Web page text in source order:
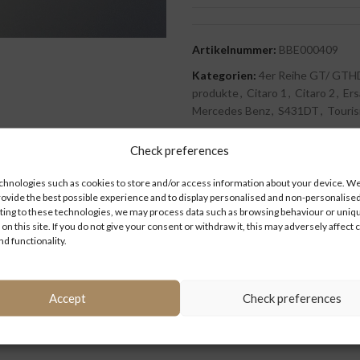
Check preferences
such as cookies to store and/or access information about your device.
the best possible experience and to display personalised and non-
to these technologies, we may process data such as browsing behaviour or
this site. If you do not give your consent or withdraw it, this may adversely affect
functionality.
Accept Check preferences
Artikelnummer: BBE000409
Kategorien: 4er Reihe GT/
produkte , Citaro 1 , Citaro 2 ,
Mercedes Benz, S431DT ,
BESCHREIBUNG ZUSÄTZLICHE INFORMATIONEN